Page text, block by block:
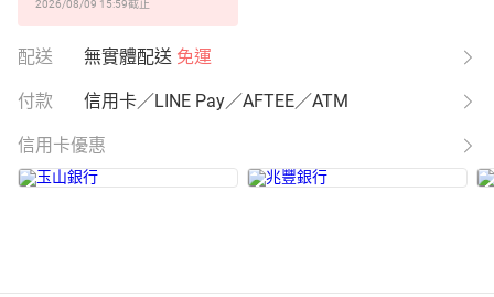
2026/08/09 15:59截止
配送 無實體配送 免運
付款 信用卡／LINE Pay／AFTEE／ATM
信用卡優惠